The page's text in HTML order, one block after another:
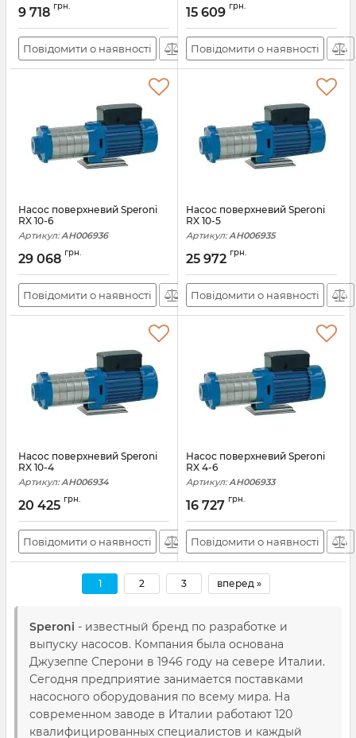
9 718 грн.
Повідомити о наявності
15 609 грн.
Повідомити о наявності
Насос поверхневий Speroni
RX 10-6
Артикул: АН006936
29 068 грн.
Повідомити о наявності
Насос поверхневий Speroni
RX 10-5
Артикул: АН006935
25 972 грн.
Повідомити о наявності
Насос поверхневий Speroni
RX 10-4
Артикул: АН006934
20 425 грн.
Повідомити о наявності
Насос поверхневий Speroni
RX 4-6
Артикул: АН006933
16 727 грн.
Повідомити о наявності
1 2 3 вперед »
Speroni - известный бренд по разработке и
выпуску насосов. Компания была основана
Джузеппе Сперони в 1946 году на севере Италии.
Сегодня предприятие занимается поставками
насосного оборудования по всему мира. На
современном заводе в Италии работают 120
квалифицированных специалистов и каждый